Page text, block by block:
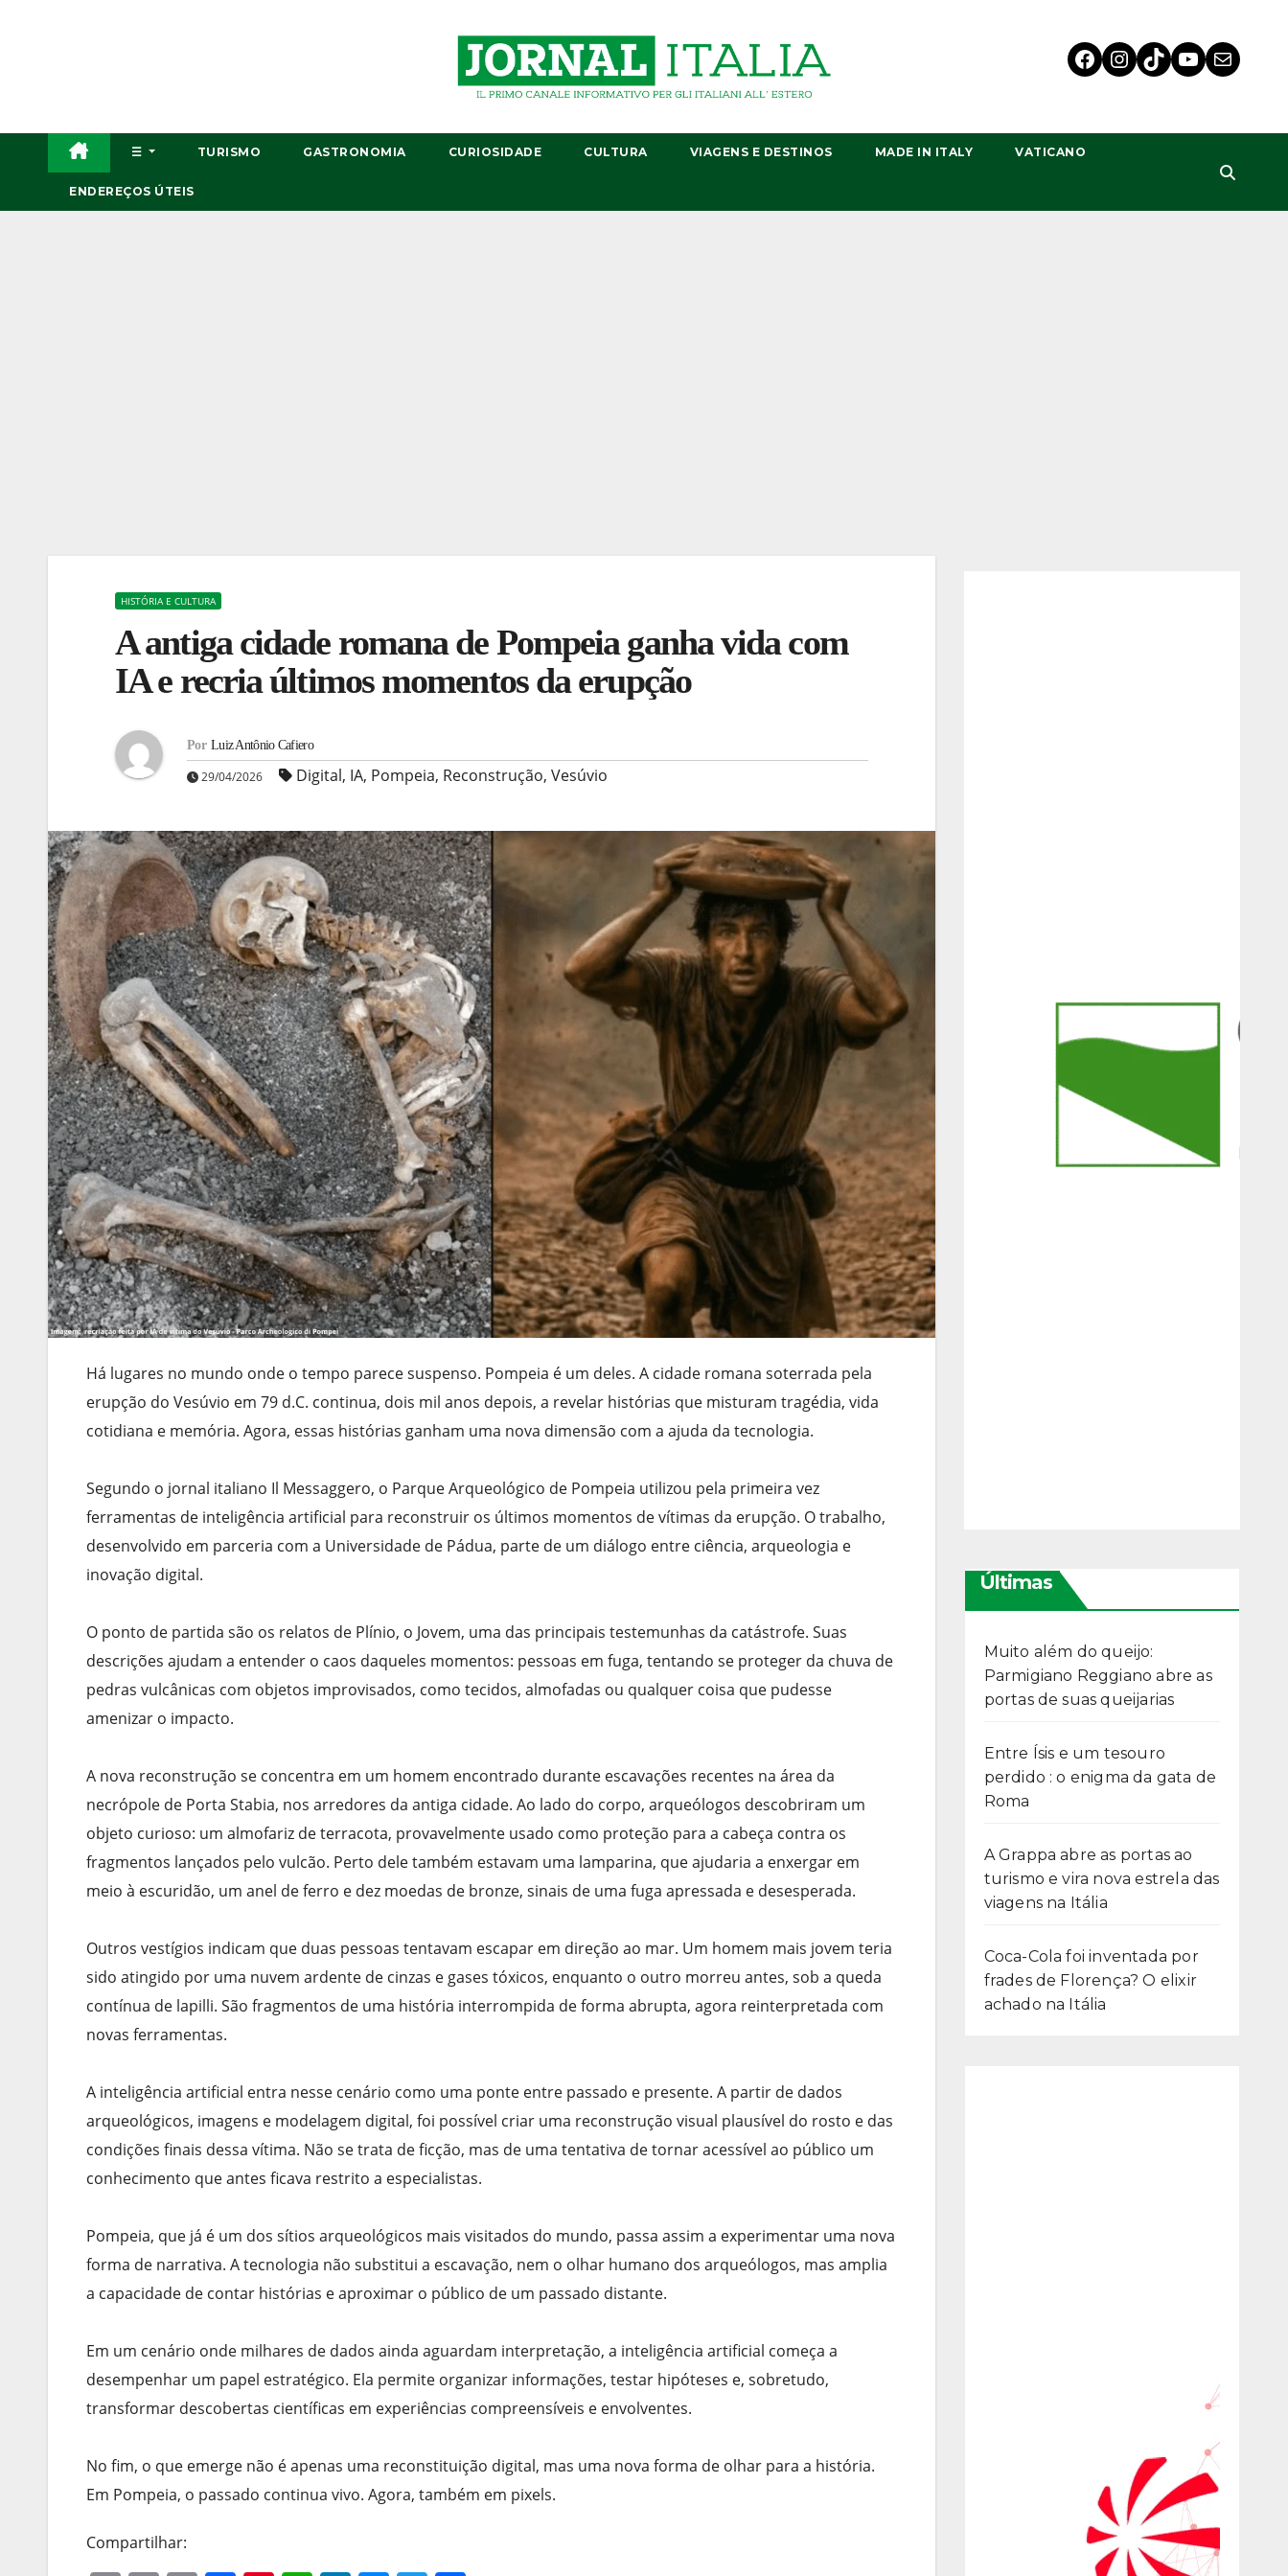
☰ TURISMO GASTRONOMIA CURIOSIDADE CULTURA VIAGENS E DESTINOS MADE IN ITALY VATICANO
ENDEREÇOS ÚTEIS
HISTÓRIA E CULTURA
A antiga cidade romana de Pompeia ganha vida com
IA e recria últimos momentos da erupção
Por Luiz Antônio Cafiero
29/04/2026 Digital, IA, Pompeia, Reconstrução, Vesúvio
Há lugares no mundo onde o tempo parece suspenso. Pompeia é um deles. A cidade romana soterrada pela
erupção do Vesúvio em 79 d.C. continua, dois mil anos depois, a revelar histórias que misturam tragédia, vida
cotidiana e memória. Agora, essas histórias ganham uma nova dimensão com a ajuda da tecnologia.
Segundo o jornal italiano Il Messaggero, o Parque Arqueológico de Pompeia utilizou pela primeira vez
ferramentas de inteligência artificial para reconstruir os últimos momentos de vítimas da erupção. O trabalho,
desenvolvido em parceria com a Universidade de Pádua, parte de um diálogo entre ciência, arqueologia e
inovação digital.
O ponto de partida são os relatos de Plínio, o Jovem, uma das principais testemunhas da catástrofe. Suas
descrições ajudam a entender o caos daqueles momentos: pessoas em fuga, tentando se proteger da chuva de
pedras vulcânicas com objetos improvisados, como tecidos, almofadas ou qualquer coisa que pudesse
amenizar o impacto.
A nova reconstrução se concentra em um homem encontrado durante escavações recentes na área da
necrópole de Porta Stabia, nos arredores da antiga cidade. Ao lado do corpo, arqueólogos descobriram um
objeto curioso: um almofariz de terracota, provavelmente usado como proteção para a cabeça contra os
fragmentos lançados pelo vulcão. Perto dele também estavam uma lamparina, que ajudaria a enxergar em
meio à escuridão, um anel de ferro e dez moedas de bronze, sinais de uma fuga apressada e desesperada.
Outros vestígios indicam que duas pessoas tentavam escapar em direção ao mar. Um homem mais jovem teria
sido atingido por uma nuvem ardente de cinzas e gases tóxicos, enquanto o outro morreu antes, sob a queda
contínua de lapilli. São fragmentos de uma história interrompida de forma abrupta, agora reinterpretada com
novas ferramentas.
A inteligência artificial entra nesse cenário como uma ponte entre passado e presente. A partir de dados
arqueológicos, imagens e modelagem digital, foi possível criar uma reconstrução visual plausível do rosto e das
condições finais dessa vítima. Não se trata de ficção, mas de uma tentativa de tornar acessível ao público um
conhecimento que antes ficava restrito a especialistas.
Pompeia, que já é um dos sítios arqueológicos mais visitados do mundo, passa assim a experimentar uma nova
forma de narrativa. A tecnologia não substitui a escavação, nem o olhar humano dos arqueólogos, mas amplia
a capacidade de contar histórias e aproximar o público de um passado distante.
Em um cenário onde milhares de dados ainda aguardam interpretação, a inteligência artificial começa a
desempenhar um papel estratégico. Ela permite organizar informações, testar hipóteses e, sobretudo,
transformar descobertas científicas em experiências compreensíveis e envolventes.
No fim, o que emerge não é apenas uma reconstituição digital, mas uma nova forma de olhar para a história.
Em Pompeia, o passado continua vivo. Agora, também em pixels.
Compartilhar:
Últimas
Muito além do queijo:
Parmigiano Reggiano abre as
portas de suas queijarias
Entre Ísis e um tesouro
perdido : o enigma da gata de
Roma
A Grappa abre as portas ao
turismo e vira nova estrela das
viagens na Itália
Coca-Cola foi inventada por
frades de Florença? O elixir
achado na Itália